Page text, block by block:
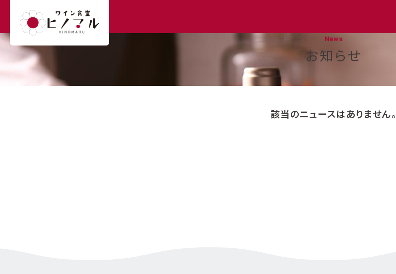
News
お知らせ
該当のニュースはありません。